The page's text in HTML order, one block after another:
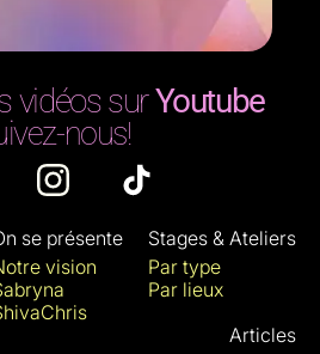
vidéos surYoutube
nous!
se présente
vision
Stages & Ateliers
Par type
Par lieux
Articles